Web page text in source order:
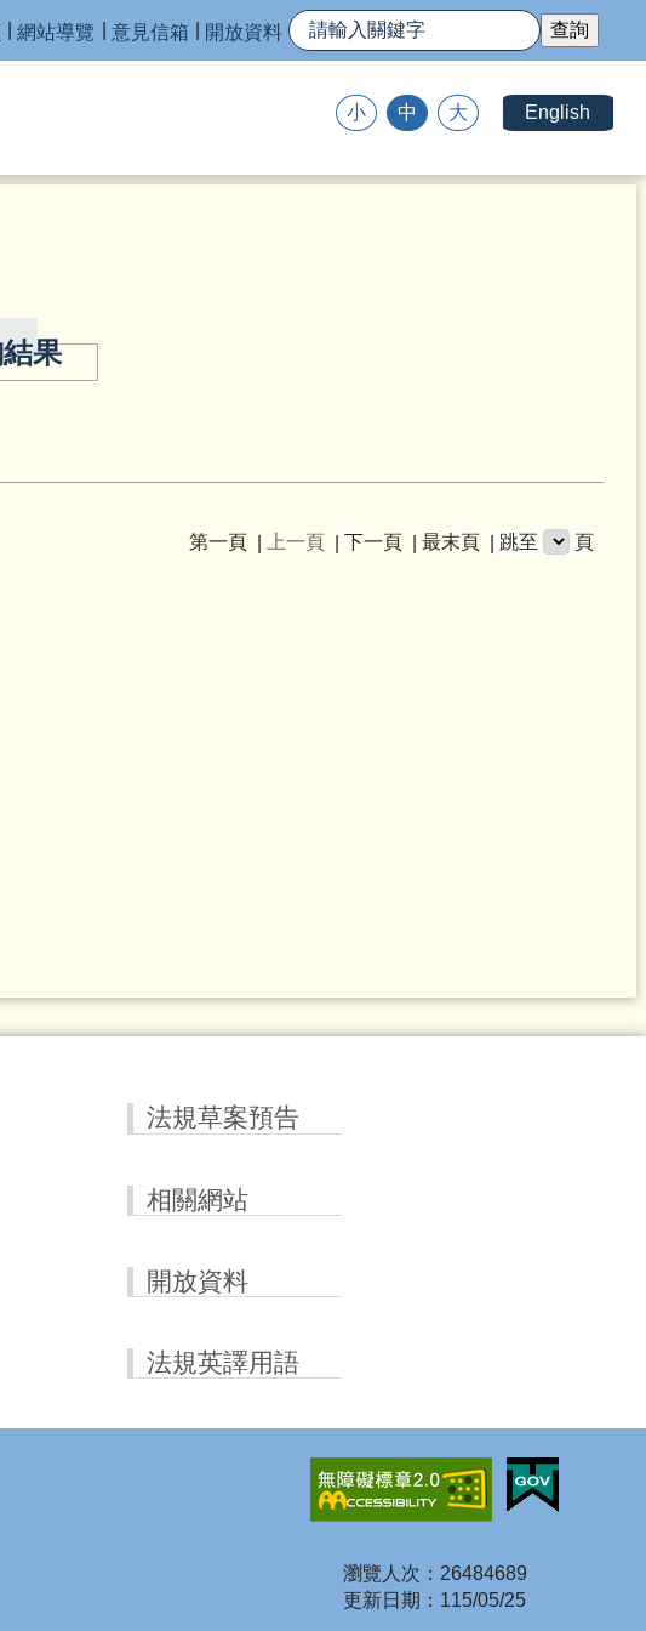
網站導覽 意見信箱 開放資料
小 中 大 English
果
第一頁 上一頁 下一頁 最末頁 跳至 頁
法規草案預告
相關網站
開放資料
法規英譯用語
瀏覽人次：26484689
更新日期：115/05/25